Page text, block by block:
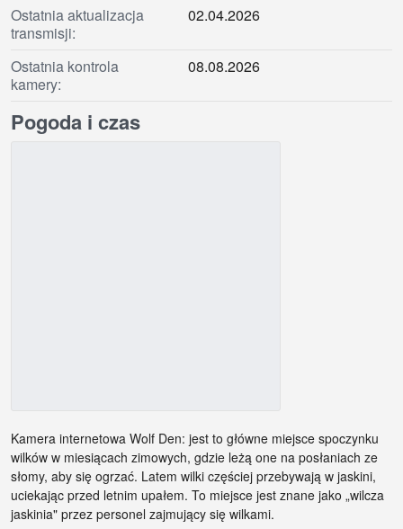
Ostatnia aktualizacja
transmisji:
02.04.2026
Ostatnia kontrola
kamery:
08.08.2026
Pogoda i czas
Kamera internetowa Wolf Den: jest to główne miejsce spoczynku
wilków w miesiącach zimowych, gdzie leżą one na posłaniach ze
słomy, aby się ogrzać. Latem wilki częściej przebywają w jaskini,
uciekając przed letnim upałem. To miejsce jest znane jako „wilcza
jaskinia" przez personel zajmujący się wilkami.